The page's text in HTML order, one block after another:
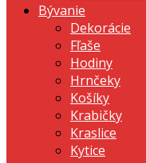
Bývanie
Dekorácie
Fľaše
Hodiny
Hrnčeky
Košíky
Krabičky
Kraslice
Kytice